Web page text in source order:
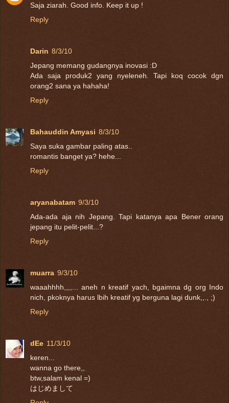
Saja ziarah. Good info. Keep it up !
Reply
Darin 8/3/10
Jepang memang gudangnya inovasi :D
Ada saja produk2 yang nyeleneh. Tapi koq cocok dgn
orang2 sana ya hahaha!
Reply
Bahauddin Amyasi 8/3/10
Saya suka gambar paling atas..
romantis banget ya? hehe...
Reply
aryanabatam 9/3/10
Ada-ada aja nih Jepang. Tapi katanya apa Bener orang
jepang itu pelit-pelit...?
Reply
muarra 9/3/10
waaahhhh,,,,... aneh n kreatif yach, bgaimna dg org Indo
nich, pkoknya harus lbih kreatif yg berguna lagi dunk,,., ;)
Reply
dEe 11/3/10
keren...
wanna go there,,
btw,salam kenal =)
はじめまして